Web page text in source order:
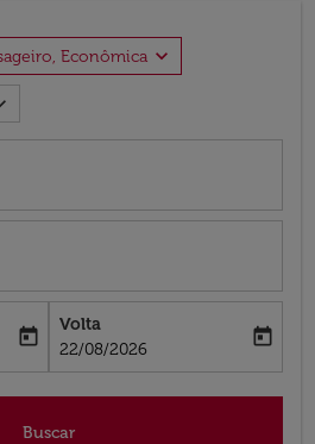
Econômica expand_more
aria-label
today
Volta
fc-booking-return-date-aria-label
22/08/2026
today
Buscar